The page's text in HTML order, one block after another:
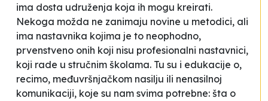
ima dosta udruženja koja ih mogu kreirati.
Nekoga možda ne zanimaju novine u metodici, ali
ima nastavnika kojima je to neophodno,
prvenstveno onih koji nisu profesionalni nastavnici,
koji rade u stručnim školama. Tu su i edukacije o,
recimo, međuvršnjačkom nasilju ili nenasilnoj
komunikaciji, koje su nam svima potrebne: šta o